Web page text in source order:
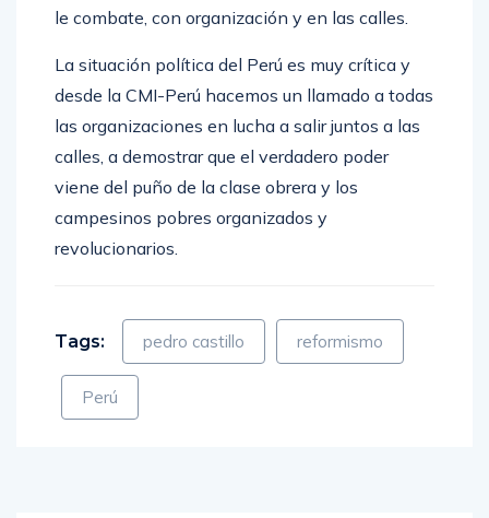
le combate, con organización y en las calles.
La situación política del Perú es muy crítica y
desde la CMI-Perú hacemos un llamado a todas
las organizaciones en lucha a salir juntos a las
calles, a demostrar que el verdadero poder
viene del puño de la clase obrera y los
campesinos pobres organizados y
revolucionarios.
Tags: pedro castillo reformismo
Perú